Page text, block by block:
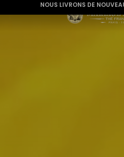
NOUS LIVRONS DE